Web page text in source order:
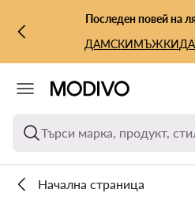
КЪМ ОСНОВНОТО
КЪМ ТЪРСЕНЕПоследен повей на
ДАМСКИМЪЖКИ
Търси марка, продукт,
Начална страница